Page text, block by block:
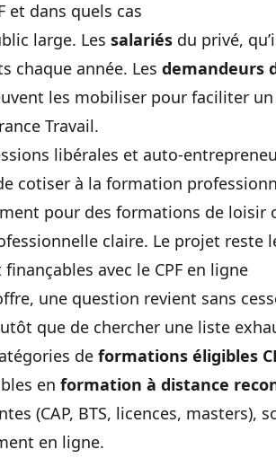
et dans quels cas
large. Les salariés du privé,
chaque année. Les demandeurs
les mobiliser pour faciliter un
Travail.
libérales et auto-
cotiser à la formation
pour des formations de loisir
claire. Le projet reste
avec le CPF en ligne
une question revient sans
que de chercher une liste
de formations éligibles
en formation à distance
(CAP, BTS, licences, masters),
en ligne.